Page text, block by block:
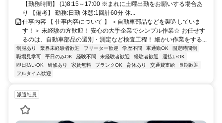
【勤務時間】 (1)8:15～17:00 ※まれに土曜出勤をお願いする場合あ
り 【備考】 勤務:日勤 休憩:1回計60分 休...
仕事内容 【 仕事内容について 】 ＜自動車部品などを製造していま
す！＞ 未経験の方歓迎！ 安心の大手企業でシンプル作業☆ お任せす
るのは、自動車部品の選別・測定など検査工程！ 細かい作業をする...
制服あり 業界未経験者歓迎 フリーター歓迎 学歴不問 車通勤OK
固定時間制
職場見学可
平日のみOK 経験不問 未経験者歓迎 経験者歓迎
週払いOK
即日払いOK
研修あり 家賃無料 ブランクOK 育休あり 交通費支給
長期歓迎
フルタイム歓迎
派遣社員